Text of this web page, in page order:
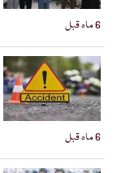
6 ماہ قبل
6 ماہ قبل